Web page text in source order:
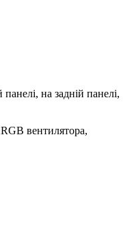
на задній панелі,
вентилятора,